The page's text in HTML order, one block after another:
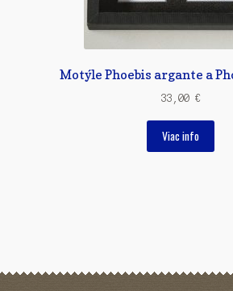
Motýle Phoebis argante a
33,00 €
Viac info